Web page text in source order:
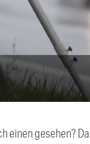
einen gesehen?